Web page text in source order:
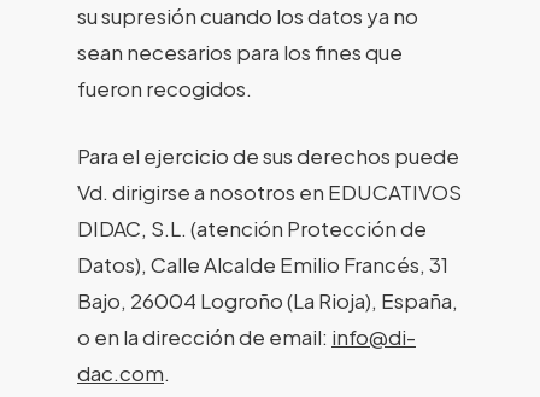
su supresión cuando los datos ya no
sean necesarios para los fines que
fueron recogidos.
Para el ejercicio de sus derechos puede
Vd. dirigirse a nosotros en EDUCATIVOS
DIDAC, S.L. (atención Protección de
Datos), Calle Alcalde Emilio Francés, 31
Bajo, 26004 Logroño (La Rioja), España,
o en la dirección de email: info@di-
dac.com.